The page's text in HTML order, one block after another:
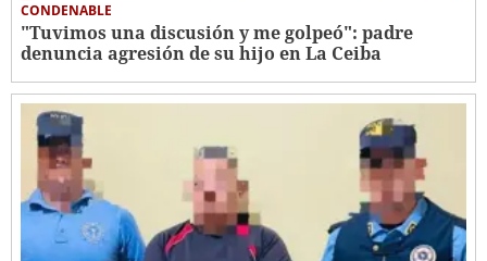
CONDENABLE
"Tuvimos una discusión y me golpeó": padre
denuncia agresión de su hijo en La Ceiba